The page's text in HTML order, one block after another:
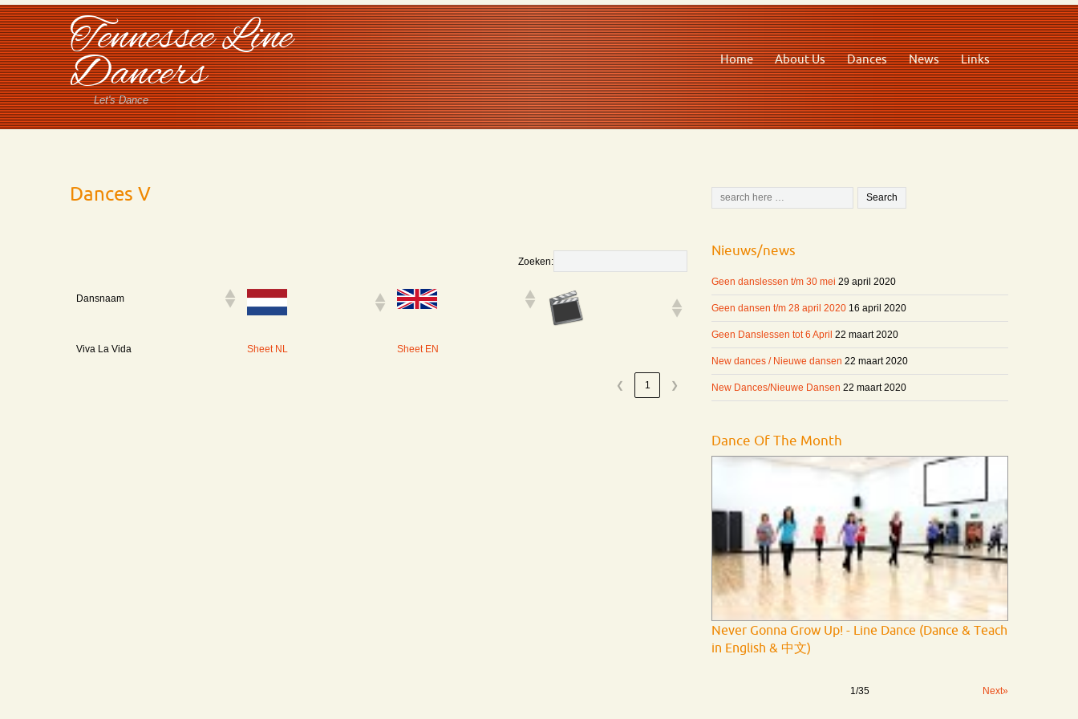
Tennessee Line
Dancers
Let's Dance
Home About Us Dances News Links
Dances V
Zoeken:
Dansnaam
Dansnaam
Viva La Vida Sheet NL Sheet EN
❮ 1 ❯
Nieuws/news
Geen danslessen t/m 30 mei 29 april 2020
Geen dansen t/m 28 april 2020 16 april 2020
Geen Danslessen tot 6 April 22 maart 2020
New dances / Nieuwe dansen 22 maart 2020
New Dances/Nieuwe Dansen 22 maart 2020
Dance Of The Month
Never Gonna Grow Up! - Line Dance (Dance & Teach
in English & 中文)
1 /35 Next»